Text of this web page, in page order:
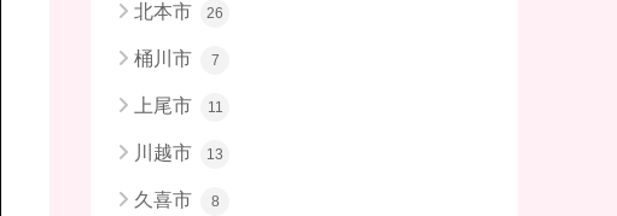
北本市 26
桶川市 7
上尾市 11
川越市 13
久喜市 8